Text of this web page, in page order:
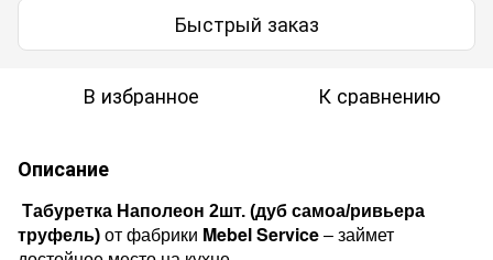
Быстрый заказ
В избранное К сравнению
Описание
Табуретка Наполеон 2шт. (дуб самоа/ривьера
труфель) от фабрики Mebel Service – займет